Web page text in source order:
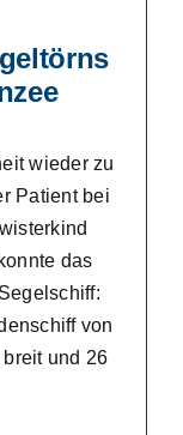
wieder zu
Patient bei
das
von
und 26